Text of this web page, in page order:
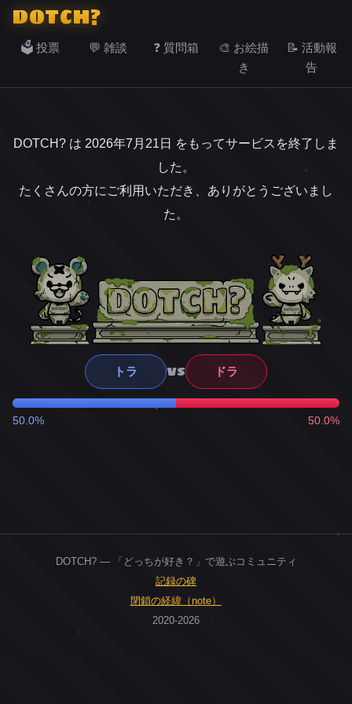
DOTCH?
🗳️ 投票 💬 雑談 ❓ 質問箱
🎨 お絵描
き
📝 活動報
告
DOTCH? は 2026年7月21日 をもってサービスを終了しま
した。
たくさんの方にご利用いただき、ありがとうございまし
た。
トラ VS ドラ
50.0% 50.0%
DOTCH? — 「どっちが好き？」で遊ぶコミュニティ
記録の碑
閉鎖の経緯（note）
2020-2026